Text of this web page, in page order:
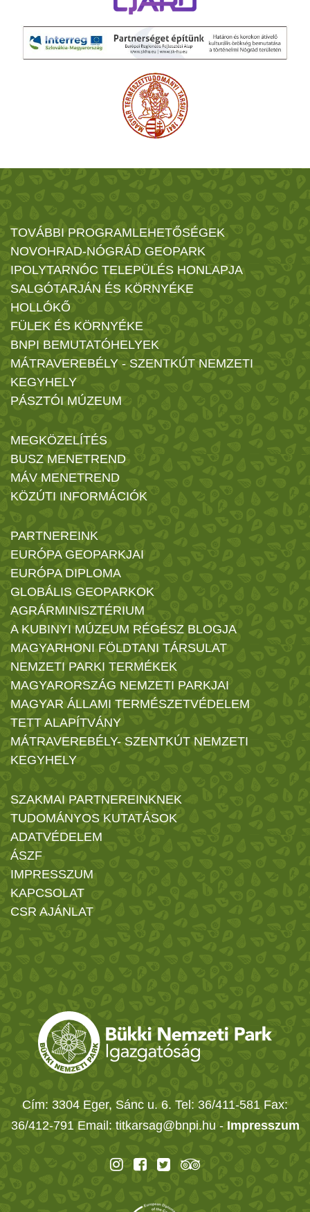
TOVÁBBI PROGRAMLEHETŐSÉGEK
NOVOHRAD-NÓGRÁD GEOPARK
IPOLYTARNÓC TELEPÜLÉS HONLAPJA
SALGÓTARJÁN ÉS KÖRNYÉKE
HOLLÓKŐ
FÜLEK ÉS KÖRNYÉKE
BNPI BEMUTATÓHELYEK
MÁTRAVEREBÉLY - SZENTKÚT NEMZETI
KEGYHELY
PÁSZTÓI MÚZEUM
MEGKÖZELÍTÉS
BUSZ MENETREND
MÁV MENETREND
KÖZÚTI INFORMÁCIÓK
PARTNEREINK
EURÓPA GEOPARKJAI
EURÓPA DIPLOMA
GLOBÁLIS GEOPARKOK
AGRÁRMINISZTÉRIUM
A KUBINYI MÚZEUM RÉGÉSZ BLOGJA
MAGYARHONI FÖLDTANI TÁRSULAT
NEMZETI PARKI TERMÉKEK
MAGYARORSZÁG NEMZETI PARKJAI
MAGYAR ÁLLAMI TERMÉSZETVÉDELEM
TETT ALAPÍTVÁNY
MÁTRAVEREBÉLY- SZENTKÚT NEMZETI
KEGYHELY
SZAKMAI PARTNEREINKNEK
TUDOMÁNYOS KUTATÁSOK
ADATVÉDELEM
ÁSZF
IMPRESSZUM
KAPCSOLAT
CSR AJÁNLAT
Cím: 3304 Eger, Sánc u. 6. Tel: 36/411-581 Fax:
36/412-791 Email: titkarsag@bnpi.hu - Impresszum